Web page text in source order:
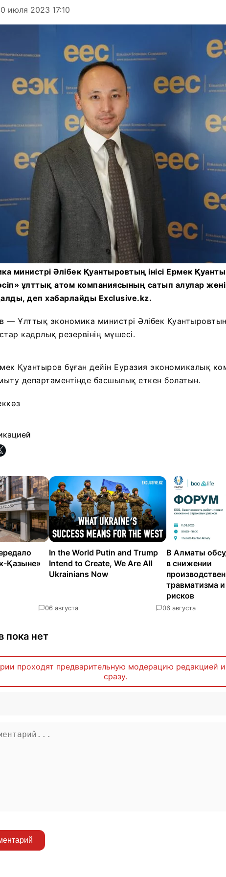
июля 2023 17:10
министрі Әлібек Қуантыровтың інісі Ермек
ұлттық атом компаниясының сатып алулар
деп хабарлайды Exclusive.kz.
— Ұлттық экономика министрі Әлібек Қуантыровтың
кадрлық резервінің мүшесі.
Қуантыров бұған дейін Еуразия экономикалық
департаментінде басшылық еткен болатын.
Қазыне»
0
In the World Putin and Trump
Intend to Create, We Are All
Ukrainians Now
6 августа 0
В Алматы
в снижении
травматизма
рисков
6 августа
пока нет
проходят предварительную модерацию редакцией
сразу.